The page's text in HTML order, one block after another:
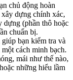
chủ động hoàn
dựng chính xác,
dựng (phần thô hoặc
chuẩn bị.
bạn kiểm tra và
cách minh bạch.
mái như thế nào,
những hiểu lầm